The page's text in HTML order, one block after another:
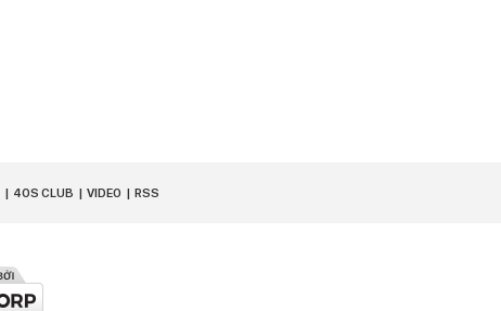
40S CLUB VIDEO RSS